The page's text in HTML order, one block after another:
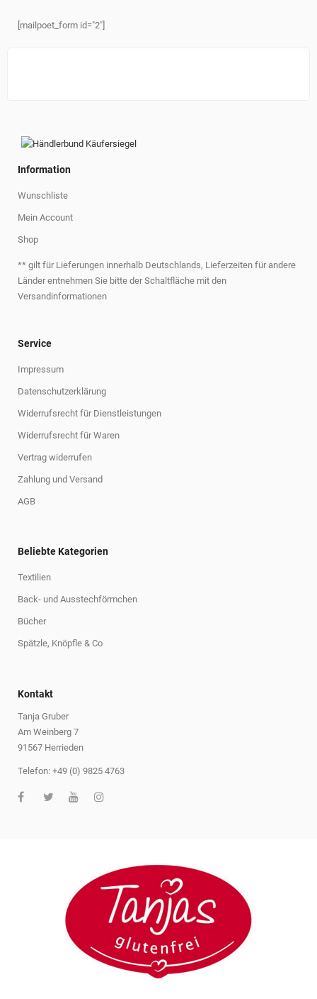
[mailpoet_form id="2"]
Information
Wunschliste
Mein Account
Shop
** gilt für Lieferungen innerhalb Deutschlands, Lieferzeiten für andere
Länder entnehmen Sie bitte der Schaltfläche mit den
Versandinformationen
Service
Impressum
Datenschutzerklärung
Widerrufsrecht für Dienstleistungen
Widerrufsrecht für Waren
Vertrag widerrufen
Zahlung und Versand
AGB
Beliebte Kategorien
Textilien
Back- und Ausstechförmchen
Bücher
Spätzle, Knöpfle & Co
Kontakt
Tanja Gruber
Am Weinberg 7
91567 Herrieden
Telefon: +49 (0) 9825 4763